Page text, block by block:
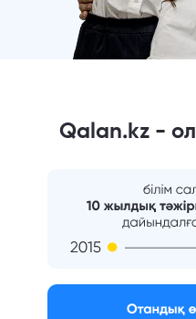
Qalan.kz - ол